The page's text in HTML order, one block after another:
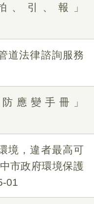
、引、報」
道法律諮詢服務
應變手冊」
境，違者最高可
市政府環境保護
01